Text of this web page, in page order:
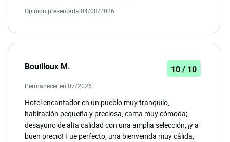
Opinión presentada 04/08/2026
Bouilloux M. 10 / 10
Permanecer en 07/2026
Hotel encantador en un pueblo muy tranquilo,
habitación pequeña y preciosa, cama muy cómoda;
desayuno de alta calidad con una amplia selección, ¡y a
buen precio! Fue perfecto, una bienvenida muy cálida,